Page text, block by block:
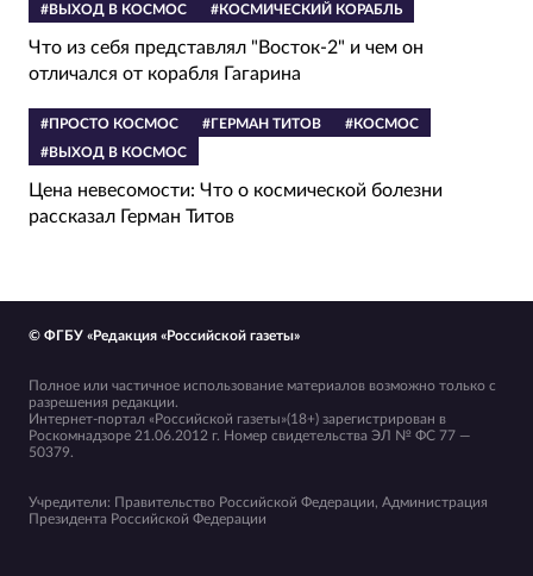
#ВЫХОД В КОСМОС
#КОСМИЧЕСКИЙ КОРАБЛЬ
Что из себя представлял "Восток-2" и чем он
отличался от корабля Гагарина
#ПРОСТО КОСМОС #ГЕРМАН ТИТОВ
#КОСМОС
#ВЫХОД В КОСМОС
Цена невесомости: Что о космической болезни
рассказал Герман Титов
© ФГБУ «Редакция «Российской газеты»
Полное или частичное использование материалов возможно только с
разрешения редакции.
Интернет-портал «Российской газеты»(18+) зарегистрирован в
Роскомнадзоре 21.06.2012 г. Номер свидетельства ЭЛ № ФС 77 —
50379.
Учредители: Правительство Российской Федерации, Администрация
Президента Российской Федерации